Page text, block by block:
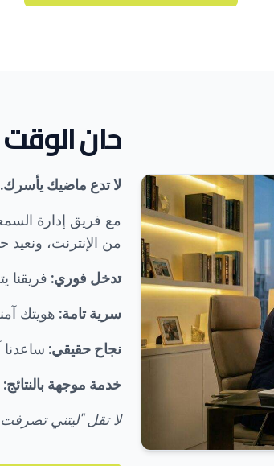
حان
لا تدع ماضيك
مع فريق إدارة
من الإنترنت، ونعيد حياتك
تدخل فوري: فريقنا
سرية تامة: هويتك
نجاح حقيقي:
خدمة موجهة بالنتائج:
لا تقل "ليتني